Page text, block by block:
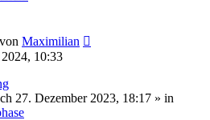
von Maximilian
10:33
27. Dezember 2023, 18:17 » in